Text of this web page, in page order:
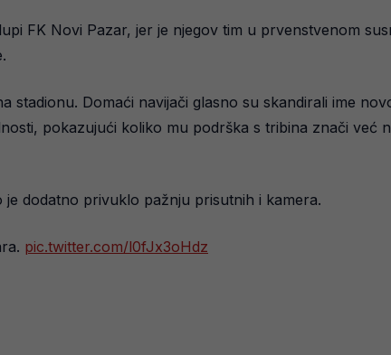
FK Novi Pazar, jer je njegov tim u prvenstvenom
stadionu. Domaći navijači glasno su skandirali ime
pokazujući koliko mu podrška s tribina znači već
dodatno privuklo pažnju prisutnih i kamera.
pic.twitter.com/l0fJx3oHdz